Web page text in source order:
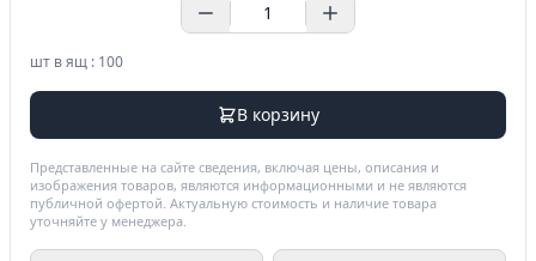
шт в ящ : 100
В корзину
Представленные на сайте сведения, включая цены, описания и
изображения товаров, являются информационными и не являются
публичной офертой. Актуальную стоимость и наличие товара
уточняйте у менеджера.